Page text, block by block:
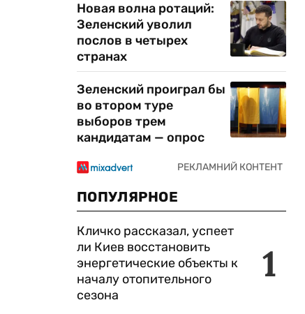
Новая волна ротаций:
Зеленский уволил
послов в четырех
странах
Зеленский проиграл бы
во втором туре
выборов трем
кандидатам — опрос
ПОПУЛЯРНОЕ
1
Кличко рассказал, успеет
ли Киев восстановить
энергетические объекты к
началу отопительного
сезона